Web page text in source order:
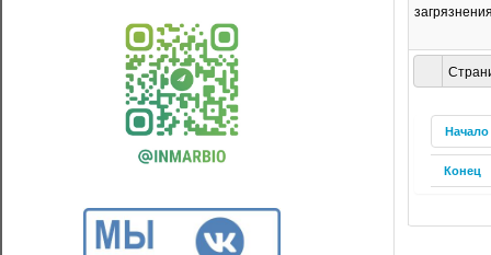
Начало
Конец